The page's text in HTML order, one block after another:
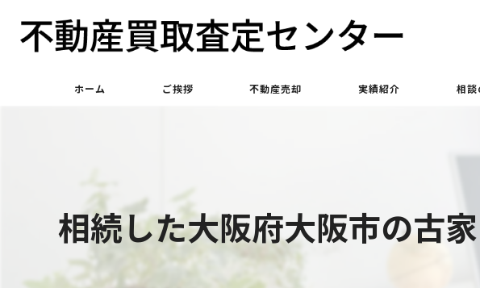
ホーム ご挨拶 不動産売却 実績紹介 相談
相続した大阪府大阪市の古